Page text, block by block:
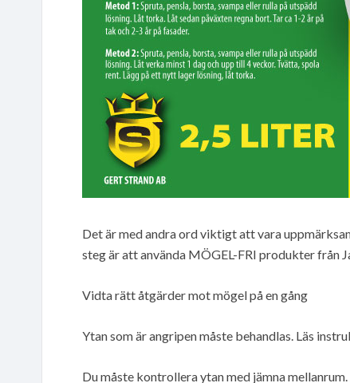
Det är med andra ord viktigt att vara
steg är att använda MÖGEL-FRI produkter från
Vidta rätt åtgärder mot mögel på en gång
Ytan som är angripen måste behandlas. Läs
Du måste kontrollera ytan med jämna